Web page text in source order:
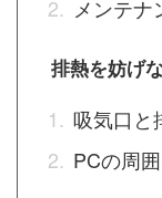
メンテナ
排熱を妨げ
吸気口と
PCの周